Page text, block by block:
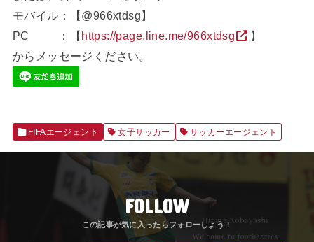
モバイル：【@966xtdsg】
PC ：【https://page.line.me/966xtdsg
】
からメッセージください。
FIFAエージェント 女子サッカー サッカーエージェント
FOLLOW